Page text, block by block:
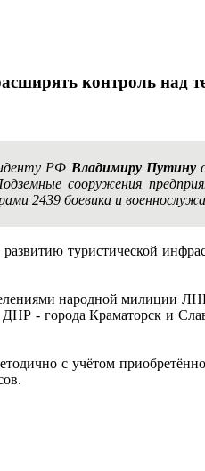
контроль над
РФ Владимиру Путину
сооружения
2439 боевика и
туристической
народной милиции
- города Краматорск и
с учётом